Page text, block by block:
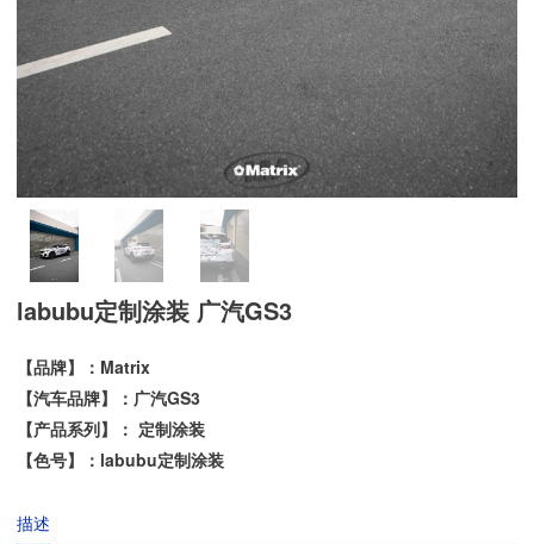
labubu定制涂装 广汽GS3
【品牌】：Matrix
【汽车品牌】：广汽GS3
【产品系列】： 定制涂装
【色号】：labubu定制涂装
描述